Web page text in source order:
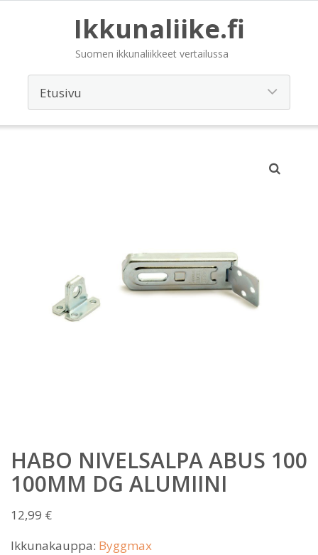
Ikkunaliike.fi
Suomen ikkunaliikkeet vertailussa
HABO NIVELSALPA ABUS 100
100MM DG ALUMIINI
12,99 €
Ikkunakauppa: Byggmax